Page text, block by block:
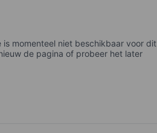
is momenteel niet beschikbaar voor dit
de pagina of probeer het later